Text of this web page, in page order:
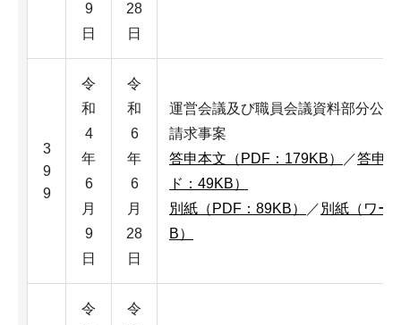
9
日
28
日
3
9
9
令
和
4
年
6
月
9
日
令
和
6
年
6
月
28
日
運営会議及び職員会議資料部分公
請求事案
答申本文（PDF：179KB）
／答申
ド：49KB）
別紙（PDF：89KB）
／ 別紙（ワー
B）
令
令